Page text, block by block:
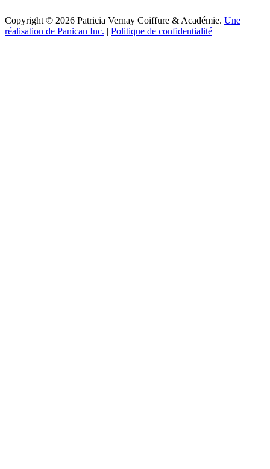
Copyright © 2026 Patricia Vernay Coiffure & Académie. Une
réalisation de Panican Inc. | Politique de confidentialité